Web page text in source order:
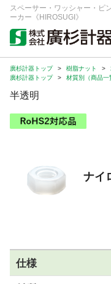
スペーサー・ワッシャー・ピ
ーカー《HIROSUGI》
キーワード 品番/シリーズ
商品カテゴリから
ログイン
会社情報
廣杉計器トップ > 樹脂ナット >
廣杉計器トップ
> 材質別（商品一
半透明
ナイ
仕様